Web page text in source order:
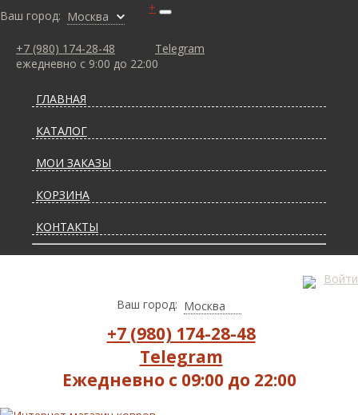
Ваш город: Москва
+7 (980) 174-28-48
Telegram
ежедневно с 9:00 до 22:00
+
ГЛАВНАЯ
КАТАЛОГ
МОИ ЗАКАЗЫ
КОРЗИНА
КОНТАКТЫ
ДОСТАВКА И ОПЛАТА
Войти
Ваш город: Москва
+7 (980) 174-28-48
Telegram
Ежедневно с 09:00 до 22:00